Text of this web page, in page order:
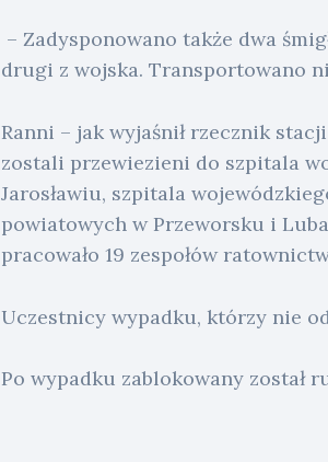
– Zadysponowano także dwa
drugi z wojska. Transportowano
Ranni – jak wyjaśnił rzecznik
zostali przewiezieni do szpitala
Jarosławiu, szpitala
powiatowych w Przeworsku i
pracowało 19 zespołów
Uczestnicy wypadku, którzy nie
Po wypadku zablokowany został